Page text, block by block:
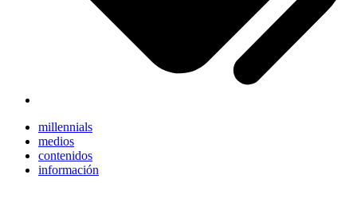
millennials
medios
contenidos
información